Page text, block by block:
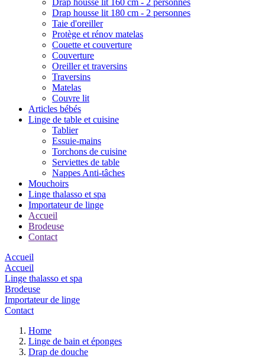
Drap housse lit 160 cm - 2 personnes
Drap housse lit 180 cm - 2 personnes
Taie d'oreiller
Protège et rénov matelas
Couette et couverture
Couverture
Oreiller et traversins
Traversins
Matelas
Couvre lit
Articles bébés
Linge de table et cuisine
Tablier
Essuie-mains
Torchons de cuisine
Serviettes de table
Nappes Anti-tâches
Mouchoirs
Linge thalasso et spa
Importateur de linge
Accueil
Brodeuse
Contact
Accueil
Accueil
Linge thalasso et spa
Brodeuse
Importateur de linge
Contact
Home
Linge de bain et éponges
Drap de douche